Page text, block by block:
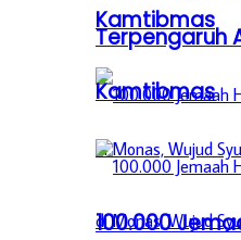
Kamtibmas
100.000
Terpengaruh
Kamtibmas